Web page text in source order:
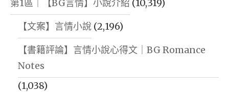
第1區｜【BG言情】小說介紹 (10,319)
【文案】言情小說 (2,196)
【書籍評論】言情小說心得文｜BG Romance
Notes
(1,038)